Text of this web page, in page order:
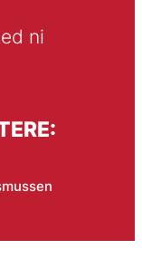
ni